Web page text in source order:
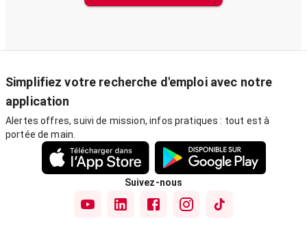
Simplifiez votre recherche d'emploi avec notre
application
Alertes offres, suivi de mission, infos pratiques : tout est à
portée de main.
Suivez-nous